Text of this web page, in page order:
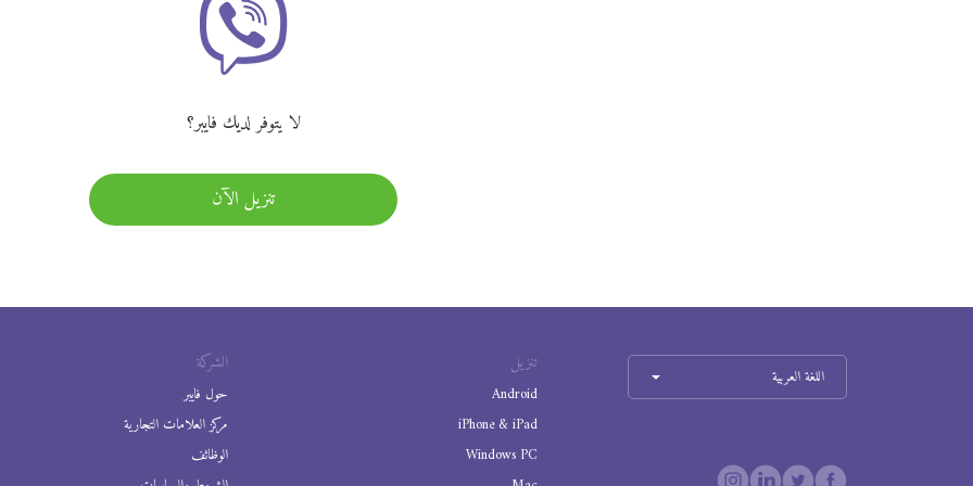
لا يتوفر لديك فايبر؟
تنزيل الآن
الشركة
حول فايبر
مركز العلامات التجارية
الوظائف
تنزيل
Android
iPhone & iPad
Windows PC
اللغة العربية